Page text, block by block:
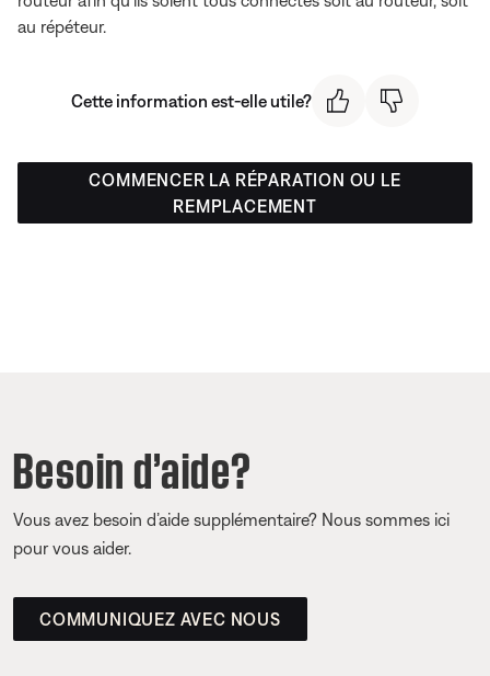
au répéteur.
Cette information est-elle utile?
COMMENCER LA RÉPARATION OU LE
REMPLACEMENT
Besoin d’aide?
Vous avez besoin d’aide supplémentaire? Nous sommes ici
pour vous aider.
COMMUNIQUEZ AVEC NOUS